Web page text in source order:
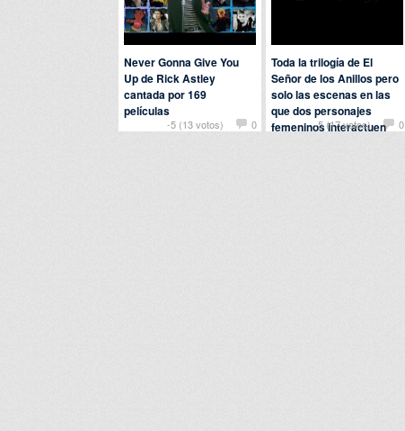
-5 (13 votos) 0
Never Gonna Give You
Up de Rick Astley
cantada por 169
películas
PorbobobobsenCine y
-5 (17 votos) 0
Toda la trilogía de El
Señor de los Anillos pero
solo las escenas en las
que dos personajes
femeninos interactuen